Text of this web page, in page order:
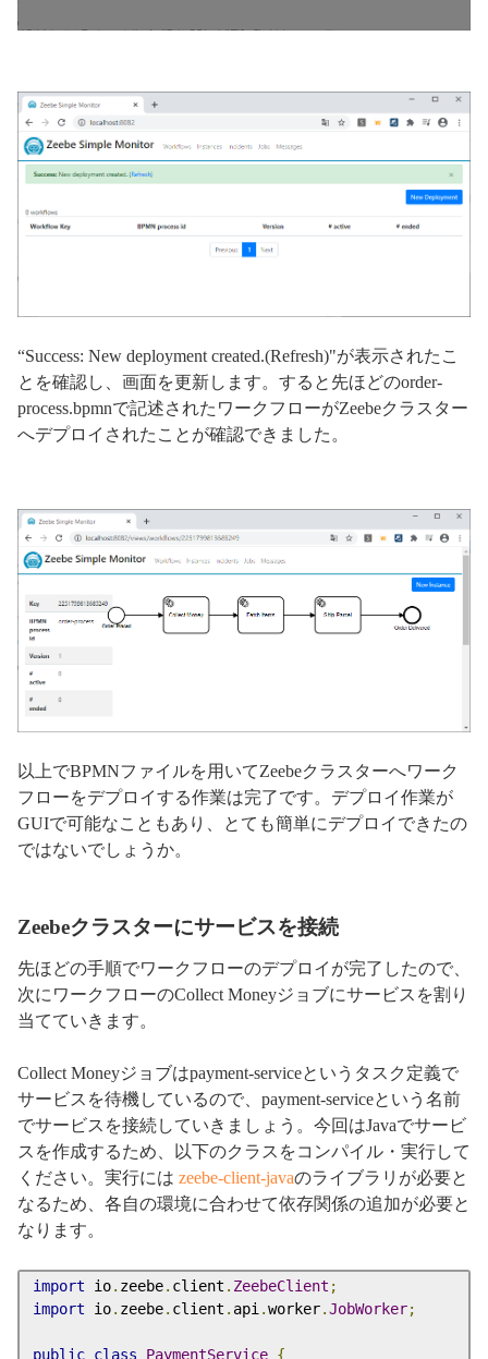
“Success: New deployment created.(Refresh)"が表示されたこ
とを確認し、画面を更新します。すると先ほどのorder-
process.bpmnで記述されたワークフローがZeebeクラスター
へデプロイされたことが確認できました。
以上でBPMNファイルを用いてZeebeクラスターへワーク
フローをデプロイする作業は完了です。デプロイ作業が
GUIで可能なこともあり、とても簡単にデプロイできたの
ではないでしょうか。
Zeebeクラスターにサービスを接続
先ほどの手順でワークフローのデプロイが完了したので、
次にワークフローのCollect Moneyジョブにサービスを割り
当てていきます。
Collect Moneyジョブはpayment-serviceというタスク定義で
サービスを待機しているので、payment-serviceという名前
でサービスを接続していきましょう。今回はJavaでサービ
スを作成するため、以下のクラスをコンパイル・実行して
ください。実行には zeebe-client-javaのライブラリが必要と
なるため、各自の環境に合わせて依存関係の追加が必要と
なります。
import io. zeebe. client . ZeebeClient ;
import io. zeebe. client . api .worker.JobWorker;
public class PaymentService {